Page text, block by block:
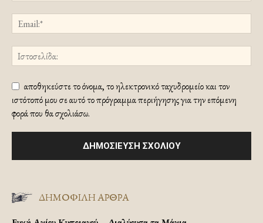
αποθηκεύστε το όνομα, το ηλεκτρονικό ταχυδρομείο και τον
ιστότοπό μου σε αυτό το πρόγραμμα περιήγησης για την επόμενη
φορά που θα σχολιάσω.
ΔΗΜΟΦΙΛΗ ΑΡΘΡΑ